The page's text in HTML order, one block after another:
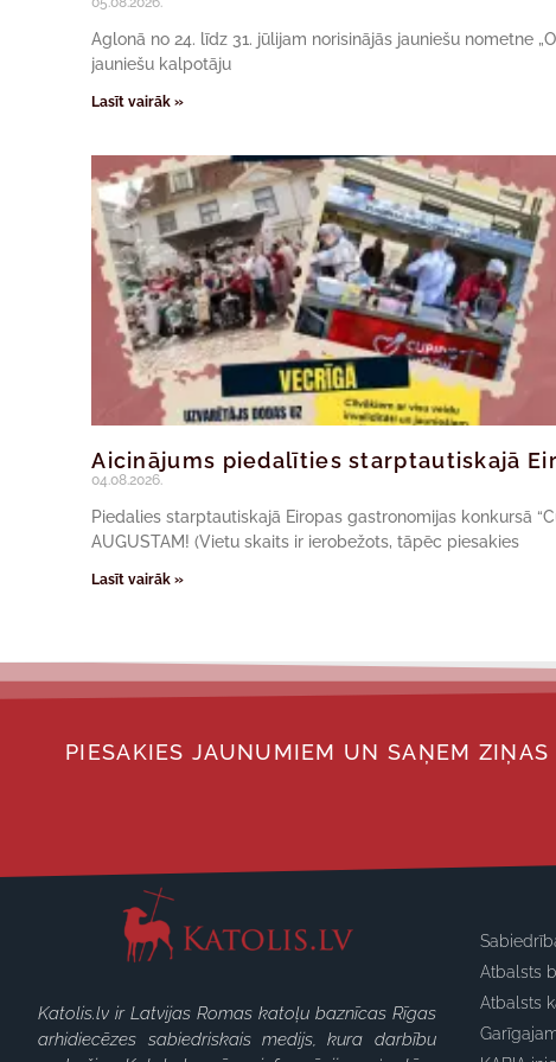
Aglonā no 24. līdz 31. jūlijam norisinājās jauniešu nometne
jauniešu kalpotāju
Lasīt vairāk »
Aicinājums piedalīties starptautiskajā
04.08.2026.
Piedalies starptautiskajā Eiropas gastronomijas konkursā
AUGUSTAM! (Vietu skaits ir ierobežots, tāpēc piesakies
Lasīt vairāk »
PIESAKIES JAUNUMIEM UN SAŅEM ZIŅAS
Katolis.lv ir Latvijas Romas katoļu baznīcas Rīgas
arhidiecēzes sabiedriskais medijs, kura darbību
Atbalsts
Atbalsts